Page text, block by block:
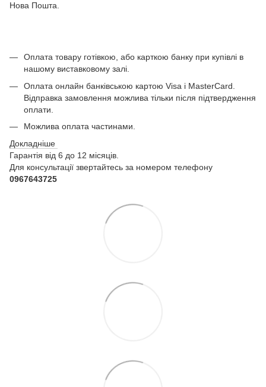
Нова Пошта.
Оплата товару готівкою, або карткою банку при купівлі в
нашому виставковому залі.
Оплата онлайн банківською картою Visa і MasterCard.
Відправка замовлення можлива тільки після підтвердження
оплати.
Можлива оплата частинами.
Докладніше
Гарантія від 6 до 12 місяців.
Для консультації звертайтесь за номером телефону
0967643725